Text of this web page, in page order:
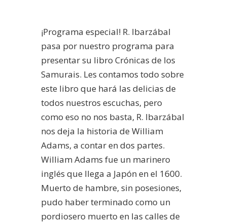
¡Programa especial! R. Ibarzábal
pasa por nuestro programa para
presentar su libro Crónicas de los
Samurais. Les contamos todo sobre
este libro que hará las delicias de
todos nuestros escuchas, pero
como eso no nos basta, R. Ibarzábal
nos deja la historia de William
Adams, a contar en dos partes.
William Adams fue un marinero
inglés que llega a Japón en el 1600.
Muerto de hambre, sin posesiones,
pudo haber terminado como un
pordiosero muerto en las calles de